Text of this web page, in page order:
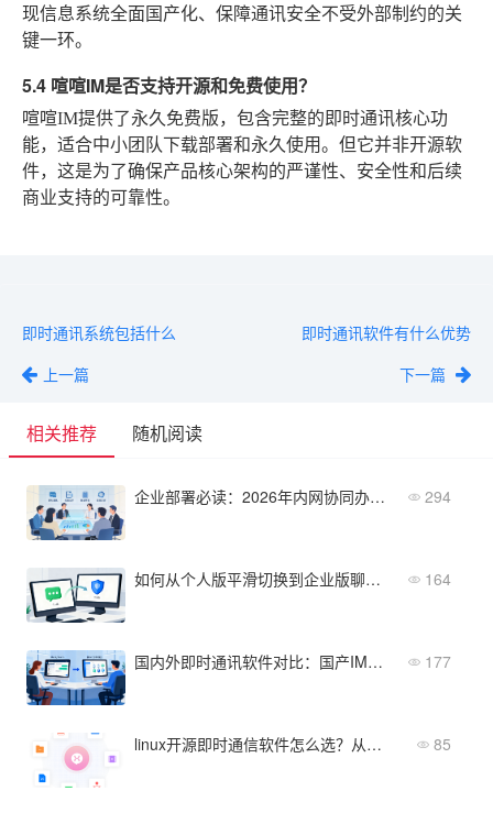
现信息系统全面国产化、保障通讯安全不受外部制约的关
键一环。
5.4 喧喧IM是否支持开源和免费使用？
喧喧IM提供了永久免费版，包含完整的即时通讯核心功
能，适合中小团队下载部署和永久使用。但它并非开源软
件，这是为了确保产品核心架构的严谨性、安全性和后续
商业支持的可靠性。
即时通讯系统包括什么
上一篇
即时通讯软件有什么优势
下一篇
相关推荐 随机阅读
企业部署必读：2026年内网协同办公软件的4大核心功能与实施策略盘点 294
如何从个人版平滑切换到企业版聊天软件？操作步骤详解 164
国内外即时通讯软件对比：国产IM如何替代Slack/Teams？ 177
linux开源即时通信软件怎么选？从安全性、扩展性、易用性三维度对比 85